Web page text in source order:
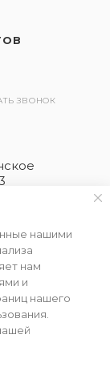
ЗВОНОК
нашими
нам
и
нашего